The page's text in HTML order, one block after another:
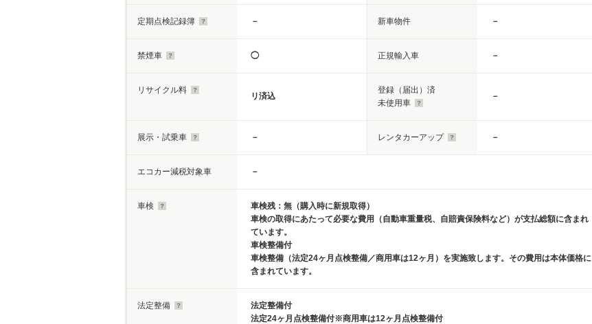
定期点検記録簿 － 新車物件 －
禁煙車 ◯ 正規輸入車 －
リサイクル料
リ済込
登録（届出）済
未使用車
－
展示・試乗車 － レンタカーアップ －
エコカー減税対象車 －
車検
車検残：無（購入時に新規取得）
車検の取得にあたって必要な費用（自動車重量税、自賠責保険料など）が支払総額に含まれ
ています。
車検整備付
車検整備（法定24ヶ月点検整備／商用車は12ヶ月）を実施致します。その費用は本体価格に
含まれています。
法定整備
法定整備付
法定24ヶ月点検整備付※商用車は12ヶ月点検整備付